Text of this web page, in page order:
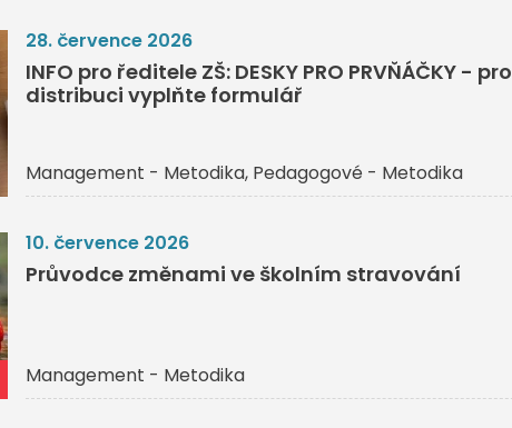
28. července 2026
INFO pro ředitele ZŠ: DESKY PRO PRVŇÁČKY - pro
distribuci vyplňte formulář
Management - Metodika Pedagogové - Metodika
10. července 2026
Průvodce změnami ve školním stravování
Management - Metodika